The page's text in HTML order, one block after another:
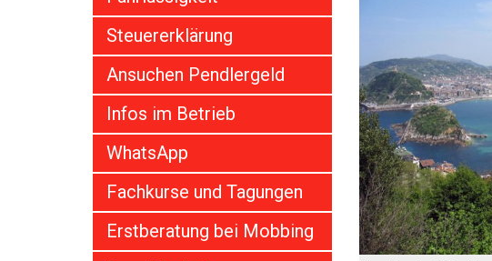
Steuererklärung
Ansuchen Pendlergeld
Infos im Betrieb
WhatsApp
Fachkurse und Tagungen
Erstberatung bei Mobbing